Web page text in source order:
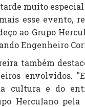
muito
esse evento,
ao Grupo
Engenheiro
também
envolvidos.
cultura e do
Herculano